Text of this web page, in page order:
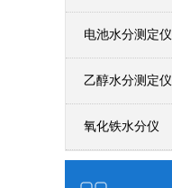
电池水分测定仪
乙醇水分测定仪
氧化铁水分仪